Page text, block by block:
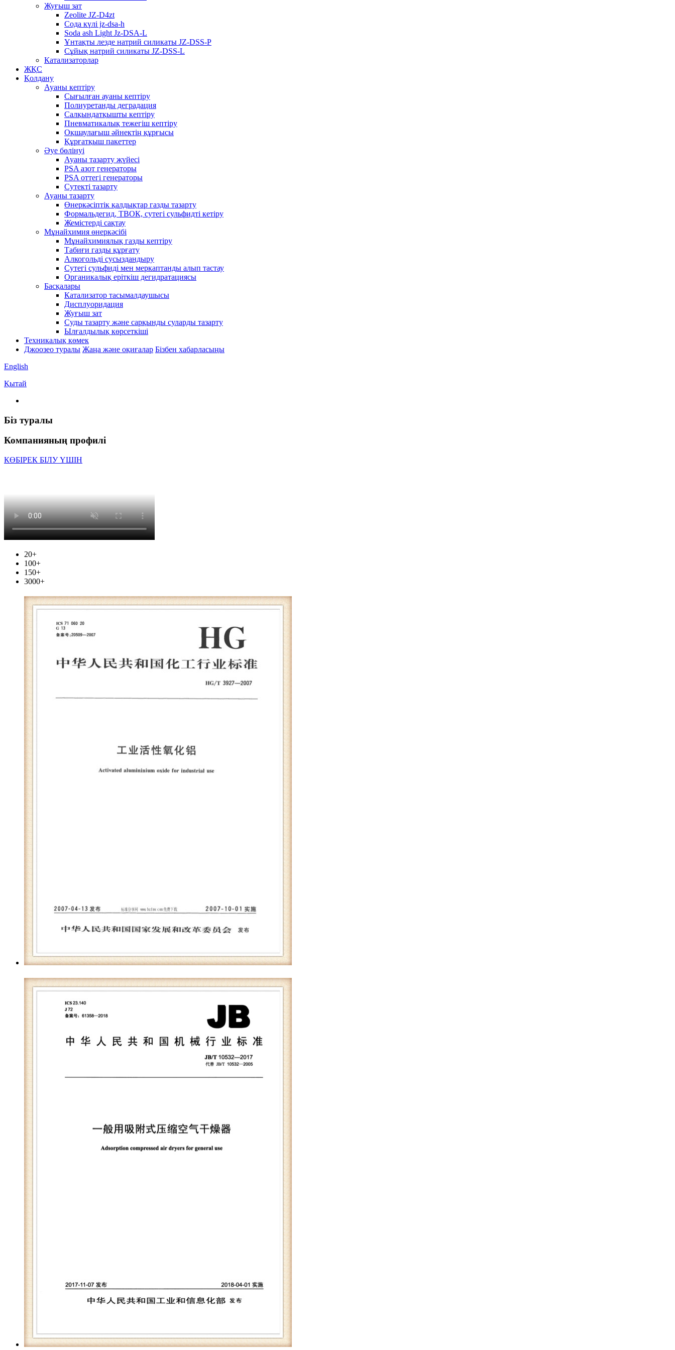
Жуғыш зат
Zeolite JZ-D4zt
Сода күлі jz-dsa-h
Soda ash Light Jz-DSA-L
Ұнтақты лезде натрий силикаты JZ-DSS-P
Сұйық натрий силикаты JZ-DSS-L
Катализаторлар
ЖҚС
Қолдану
Ауаны кептіру
Сығылған ауаны кептіру
Полиуретанды деградация
Салқындатқышты кептіру
Пневматикалық тежегіш кептіру
Оқшаулағыш әйнектің құрғысы
Құрғатқыш пакеттер
Әуе бөлінуі
Ауаны тазарту жүйесі
PSA азот генераторы
PSA оттегі генераторы
Сутекті тазарту
Ауаны тазарту
Өнеркәсіптік қалдықтар газды тазарту
Формальдегид, ТВОК, сутегі сульфидті кетіру
Жемістерді сақтау
Мұнайхимия өнеркәсібі
Мұнайхимиялық газды кептіру
Табиғи газды құрғату
Алкогольді сусыздандыру
Сутегі сульфиді мен меркаптанды алып тастау
Органикалық еріткіш дегидратациясы
Басқалары
Катализатор тасымалдаушысы
Дисплуоридация
Жуғыш зат
Суды тазарту және сарқынды суларды тазарту
Ылғалдылық көрсеткіші
Техникалық көмек
Джоозео туралы Жаңа және оқиғалар Бізбен хабарласыңы
English
Қытай
Біз туралы
Компанияның профилі
КӨБІРЕК БІЛУ ҮШІН
20+
100+
150+
3000+